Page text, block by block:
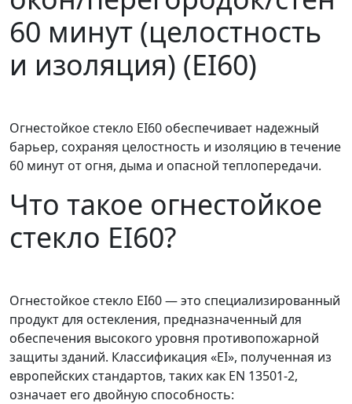
60 минут (целостность
и изоляция) (EI60)
Огнестойкое стекло EI60 обеспечивает надежный
барьер, сохраняя целостность и изоляцию в течение
60 минут от огня, дыма и опасной теплопередачи.
Что такое огнестойкое
стекло EI60?
Огнестойкое стекло EI60 — это специализированный
продукт для остекления, предназначенный для
обеспечения высокого уровня противопожарной
защиты зданий. Классификация «EI», полученная из
европейских стандартов, таких как EN 13501-2,
означает его двойную способность: